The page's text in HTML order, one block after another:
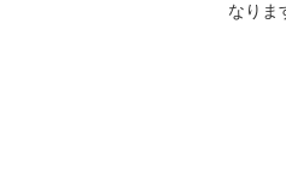
なりま